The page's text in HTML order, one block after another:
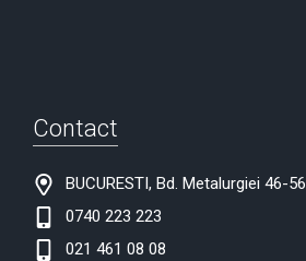
Contact
BUCURESTI, Bd. Metalurgiei 46-56
0740 223 223
021 461 08 08